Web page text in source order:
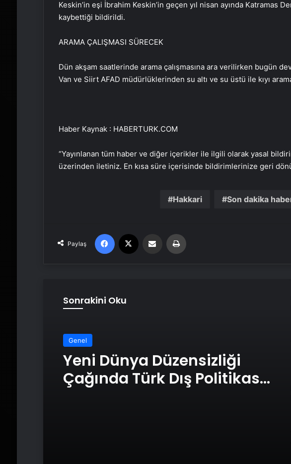
Keskin’in eşi İbrahim Keskin’in geçen yıl nisan ayında Katramas
kaybettiği bildirildi.
ARAMA ÇALIŞMASI SÜRECEK
Dün akşam saatlerinde arama çalışmasına ara verilirken bugün
Van ve Siirt AFAD müdürlüklerinden su altı ve su üstü ile kıyı
Haber Kaynak : HABERTURK.COM
“Yayınlanan tüm haber ve diğer içerikler ile ilgili olarak yasal
üzerinden iletiniz. En kısa süre içerisinde bildirimlerinize geri
Hakkari Son dakika
Paylaş
Facebook Email'den paylaş
Sonrakini Oku
Genel
Yeni Dünya Düzensizliği
Çağında Türk Dış Politikası